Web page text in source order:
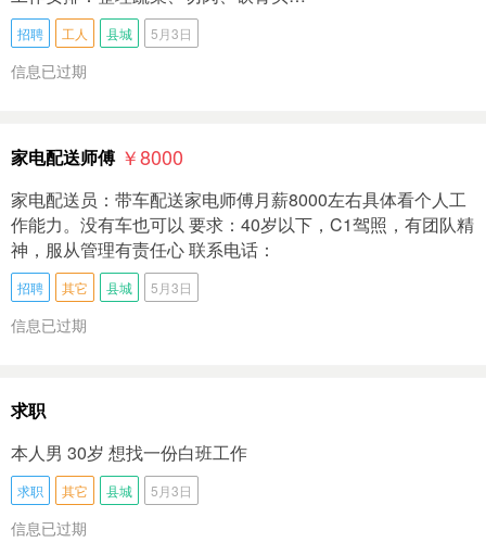
招聘 工人 县城 5月3日
信息已过期
家电配送师傅 ￥8000
家电配送员：带车配送家电师傅月薪8000左右具体看个人工
作能力。没有车也可以 要求：40岁以下，C1驾照，有团队精
神，服从管理有责任心 联系电话：
招聘 其它 县城 5月3日
信息已过期
求职
本人男 30岁 想找一份白班工作
求职 其它 县城 5月3日
信息已过期